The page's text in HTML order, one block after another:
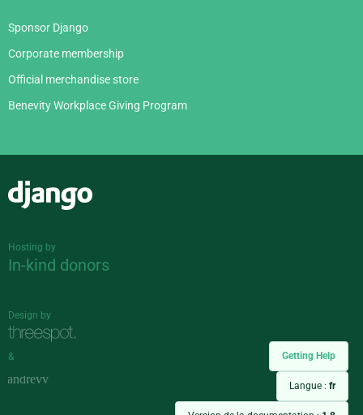
Getting Help
Langue : fr
Sponsor Django
Corporate membership
Official merchandise store
Benevity Workplace Giving Program
Hosting by
In-kind donors
Design by
&